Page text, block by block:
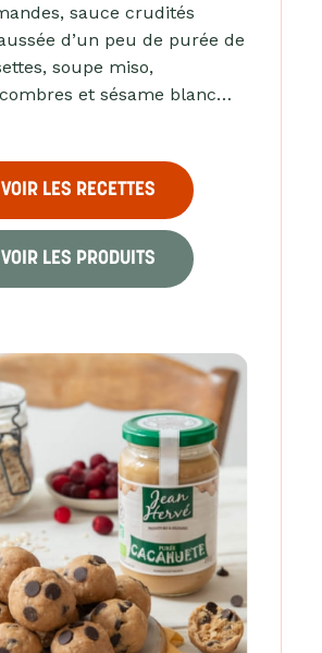
sauce crudités
d’un peu de purée de
soupe miso,
et sésame blanc…
VOIR LES RECETTES
VOIR LES PRODUITS